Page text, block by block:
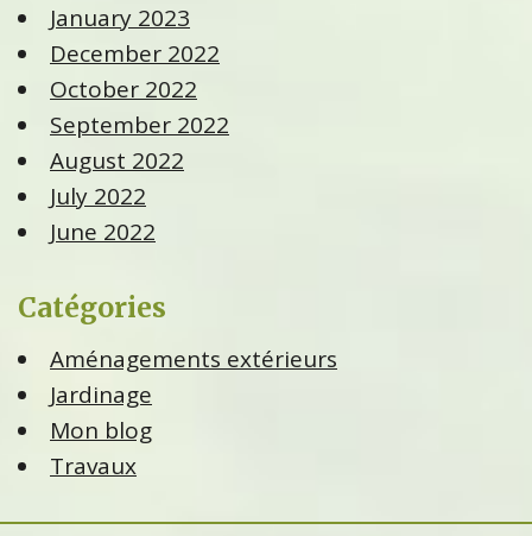
January 2023
December 2022
October 2022
September 2022
August 2022
July 2022
June 2022
Catégories
Aménagements extérieurs
Jardinage
Mon blog
Travaux